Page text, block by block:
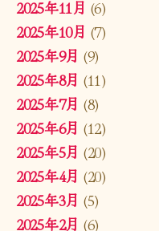
2025年11月 (6)
2025年10月 (7)
2025年9月 (9)
2025年8月 (11)
2025年7月 (8)
2025年6月 (12)
2025年5月 (20)
2025年4月 (20)
2025年3月 (5)
2025年2月 (6)